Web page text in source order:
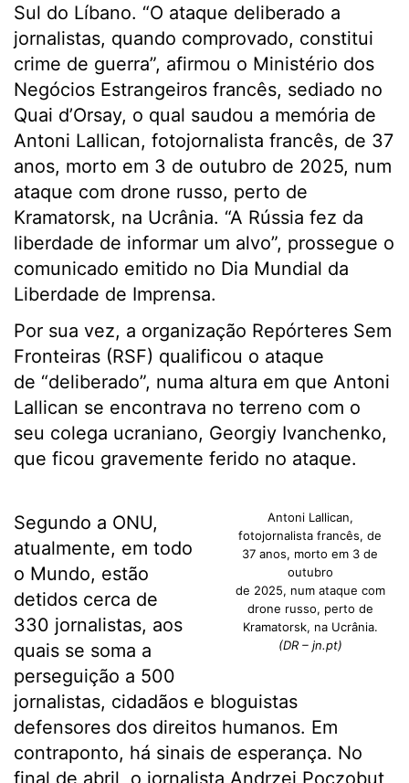
Sul do Líbano. “O ataque deliberado a
jornalistas, quando comprovado, constitui
crime de guerra”, afirmou o Ministério dos
Negócios Estrangeiros francês, sediado no
Quai d’Orsay, o qual saudou a memória de
Antoni Lallican, fotojornalista francês, de 37
anos, morto em 3 de outubro de 2025, num
ataque com drone russo, perto de
Kramatorsk, na Ucrânia. “A Rússia fez da
liberdade de informar um alvo”, prossegue o
comunicado emitido no Dia Mundial da
Liberdade de Imprensa.
Por sua vez, a organização Repórteres Sem
Fronteiras (RSF) qualificou o ataque
de “deliberado”, numa altura em que Antoni
Lallican se encontrava no terreno com o
seu colega ucraniano, Georgiy Ivanchenko,
que ficou gravemente ferido no ataque.
Antoni Lallican,
fotojornalista francês, de
37 anos, morto em 3 de
outubro
de 2025, num ataque com
drone russo, perto de
Kramatorsk, na Ucrânia.
(DR – jn.pt)
Segundo a ONU,
atualmente, em todo
o Mundo, estão
detidos cerca de
330 jornalistas, aos
quais se soma a
perseguição a 500
jornalistas, cidadãos e bloguistas
defensores dos direitos humanos. Em
contraponto, há sinais de esperança. No
final de abril, o jornalista Andrzej Poczobut